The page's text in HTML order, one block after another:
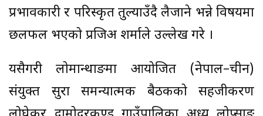
प्रभावकारी र परिस्कृत तुल्याउँदै लैजाने भन्ने विषयमा
छलफल भएको प्रजिअ शर्माले उल्लेख गरे ।
यसैगरी लोमान्थाङमा आयोजित (नेपाल–चीन)
संयुक्त सुरक्षा समन्यात्मक बैठकको सहजीकरण